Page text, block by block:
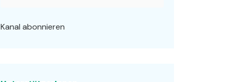
Kanal abonnieren